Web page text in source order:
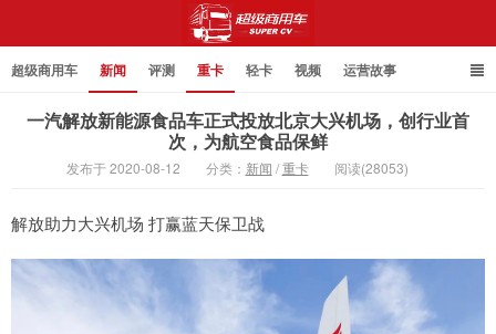
超级商用车
超级商用车 新闻 评测 重卡 轻卡 视频 运营故事
一汽解放新能源食品车正式投放北京大兴机场，创行业首
次，为航空食品保鲜
发布于 2020-08-12 分类： 新闻 /重卡 阅读(28053)
解放助力大兴机场 打赢蓝天保卫战